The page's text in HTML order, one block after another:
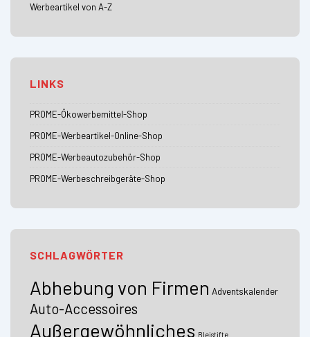
Werbeartikel von A-Z
LINKS
PROME-Ökowerbemittel-Shop
PROME-Werbeartikel-Online-Shop
PROME-Werbeautozubehör-Shop
PROME-Werbeschreibgeräte-Shop
SCHLAGWÖRTER
Abhebung von Firmen Adventskalender
Auto-Accessoires
Außergewöhnliches Bleistifte